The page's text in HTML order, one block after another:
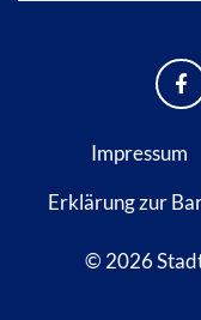
Impressum
Erklärung zur
© 2026